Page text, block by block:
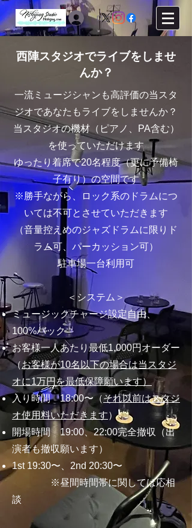
ログイン
西陣スタジオでライブをしませ
んか？
一流ミュージシャンも高評価の当スタ
ジオであなたもライブをしませんか？
当スタジオの機材（ピアノ、PA含む）
を使っていただけます
​ゆったり着席で20名程度（更に予備椅
子有り）の空間です
※勝手ながら、ロック系のドラムにつ
いては不可とさせていただきます
（音量控えめのジャズドラムに限りド
ラム可、パーカッション可）
駐車場一台利用可
＜システム＞
ミュージックチャージ設定自由、
100%バック
お客様一人あたり最低1,000円オーダー
（お客様が10名以下の場合は当スタジ
オに1万円を最低保障願います）
入り時間 18:00〜（それ以前はスタジ
オ使用料いただきます）
開場時間 19:00、22:00完全撤収（出
演者も撤収願います）
1st 19:30〜、2nd 20:30〜
​ ※昼間時間帯に関しては応相
談